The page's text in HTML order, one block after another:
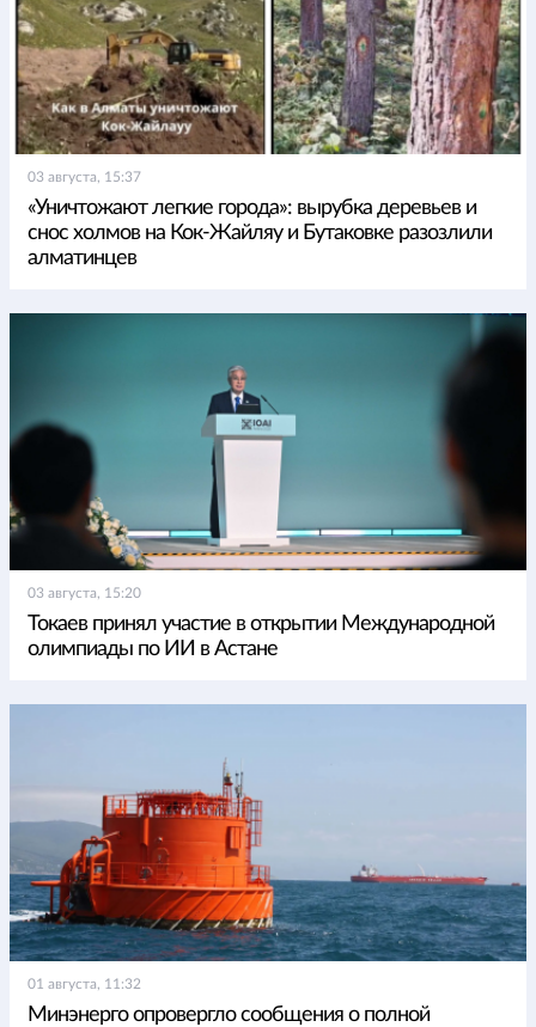
03 августа, 15:37
«Уничтожают легкие города»: вырубка деревьев и
снос холмов на Кок-Жайляу и Бутаковке разозлили
алматинцев
03 августа, 15:20
Токаев принял участие в открытии Международной
олимпиады по ИИ в Астане
01 августа, 11:32
Минэнерго опровергло сообщения о полной